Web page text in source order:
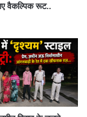
वैकल्पिक रूट..